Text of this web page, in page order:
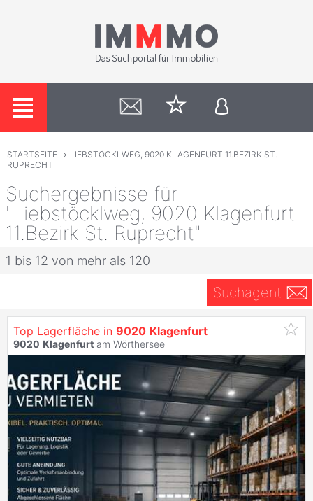
STARTSEITE › LIEBSTÖCKLWEG, 9020 KLAGENFURT 11.BEZIRK ST.
RUPRECHT
Suchergebnisse für
"Liebstöcklweg, 9020 Klagenfurt
11.Bezirk St. Ruprecht"
1 bis 12 von mehr als 120
Suchagent
Top Lagerfläche in 9020 Klagenfurt
9020 Klagenfurt am Wörthersee